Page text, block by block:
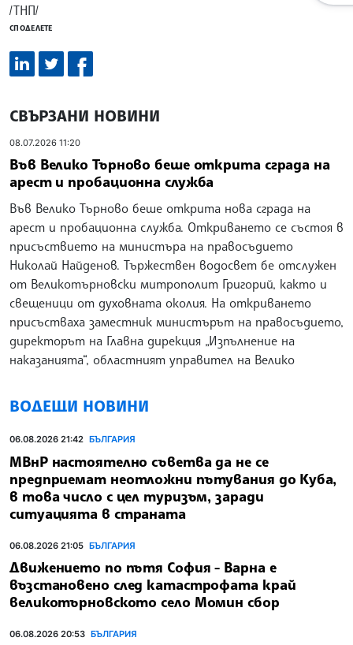
/ТНП/
СПОДЕЛЕТЕ
СВЪРЗАНИ НОВИНИ
08.07.2026 11:20
Във Велико Търново беше открита сграда на
арест и пробационна служба
Във Велико Търново беше открита нова сграда на
арест и пробационна служба. Откриването се състоя в
присъствието на министъра на правосъдието
Николай Найденов. Тържествен водосвет бе отслужен
от Великотърновски митрополит Григорий, както и
свещеници от духовната околия. На откриването
присъстваха заместник министърът на правосъдието,
директорът на Главна дирекция „Изпълнение на
наказанията“, областният управител на Велико
ВОДЕЩИ НОВИНИ
06.08.2026 21:42 БЪЛГАРИЯ
МВнР настоятелно съветва да не се
предприемат неотложни пътувания до Куба,
в това число с цел туризъм, заради
ситуацията в страната
06.08.2026 21:05 БЪЛГАРИЯ
Движението по пътя София - Варна е
възстановено след катастрофата край
великотърновското село Момин сбор
06.08.2026 20:53 БЪЛГАРИЯ